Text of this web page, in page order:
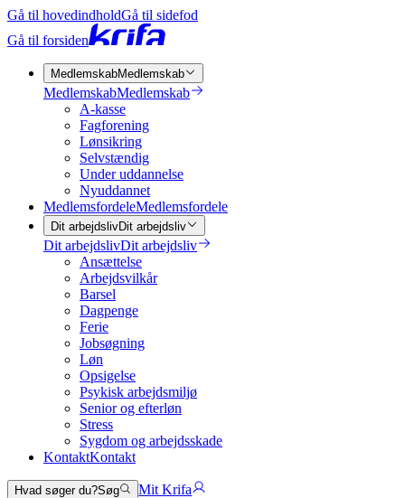
Gå til hovedindholdGå til sidefod
Gå til forsiden
MedlemskabMedlemskab
MedlemskabMedlemskab
A-kasse
Fagforening
Lønsikring
Selvstændig
Under uddannelse
Nyuddannet
MedlemsfordeleMedlemsfordele
Dit arbejdslivDit arbejdsliv
Dit arbejdslivDit arbejdsliv
Ansættelse
Arbejdsvilkår
Barsel
Dagpenge
Ferie
Jobsøgning
Løn
Opsigelse
Psykisk arbejdsmiljø
Senior og efterløn
Stress
Sygdom og arbejdsskade
KontaktKontakt
Hvad søger du?Søg
Mit Krifa